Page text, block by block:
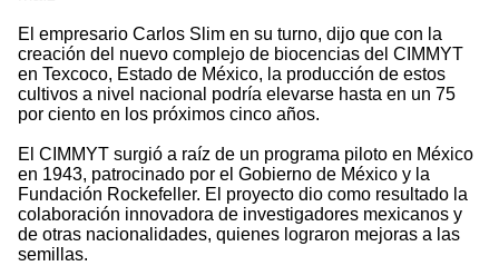
El empresario Carlos Slim en su turno, dijo que con la
creación del nuevo complejo de biocencias del CIMMYT
en Texcoco, Estado de México, la producción de estos
cultivos a nivel nacional podría elevarse hasta en un 75
por ciento en los próximos cinco años.
El CIMMYT surgió a raíz de un programa piloto en México
en 1943, patrocinado por el Gobierno de México y la
Fundación Rockefeller. El proyecto dio como resultado la
colaboración innovadora de investigadores mexicanos y
de otras nacionalidades, quienes lograron mejoras a las
semillas.